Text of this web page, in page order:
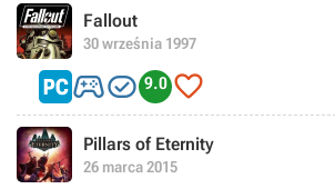
Fallout
30 września 1997
 9.0 
Pillars of Eternity
26 marca 2015